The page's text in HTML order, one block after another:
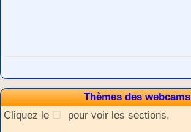
Thèmes des webcams
Cliquez le
pour voir les sections.